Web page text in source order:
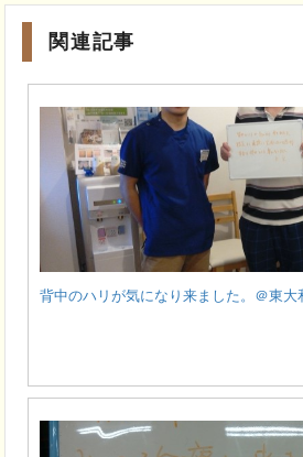
関連記事
背中のハリが気になり来ました。＠東大